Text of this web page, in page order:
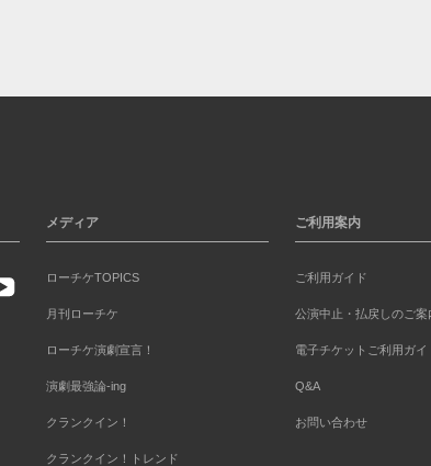
メディア
ローチケTOPICS
月刊ローチケ
ローチケ演劇宣言！
演劇最強論-ing
クランクイン！
クランクイン！トレンド
ご利用案内
ご利用ガイド
公演中止・払戻しのご案
電子チケットご利用ガイ
Q&A
お問い合わせ